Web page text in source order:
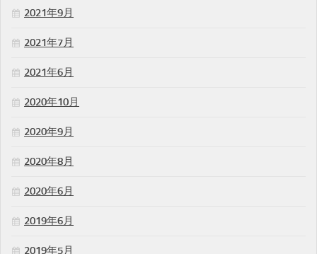
2021年9月
2021年7月
2021年6月
2020年10月
2020年9月
2020年8月
2020年6月
2019年6月
2019年5月